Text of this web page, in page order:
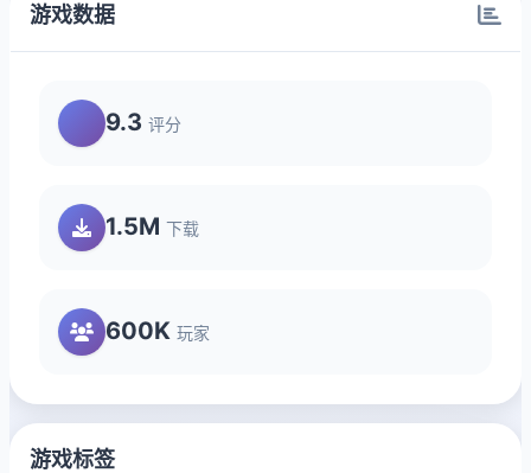
游戏数据
9.3 评分
1.5M 下载
600K 玩家
游戏标签